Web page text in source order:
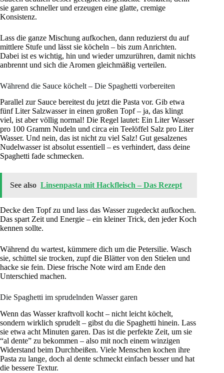
sie garen schneller und erzeugen eine glatte, cremige
Konsistenz.
Lass die ganze Mischung aufkochen, dann reduzierst du auf
mittlere Stufe und lässt sie köcheln – bis zum Anrichten.
Dabei ist es wichtig, hin und wieder umzurühren, damit nichts
anbrennt und sich die Aromen gleichmäßig verteilen.
Während die Sauce köchelt – Die Spaghetti vorbereiten
Parallel zur Sauce bereitest du jetzt die Pasta vor. Gib etwa
fünf Liter Salzwasser in einen großen Topf – ja, das klingt
viel, ist aber völlig normal! Die Regel lautet: Ein Liter Wasser
pro 100 Gramm Nudeln und circa ein Teelöffel Salz pro Liter
Wasser. Und nein, das ist nicht zu viel Salz! Gut gesalzenes
Nudelwasser ist absolut essentiell – es verhindert, dass deine
Spaghetti fade schmecken.
See also Linsenpasta mit Hackfleisch – Das Rezept
Decke den Topf zu und lass das Wasser zugedeckt aufkochen.
Das spart Zeit und Energie – ein kleiner Trick, den jeder Koch
kennen sollte.
Während du wartest, kümmere dich um die Petersilie. Wasch
sie, schüttel sie trocken, zupf die Blätter von den Stielen und
hacke sie fein. Diese frische Note wird am Ende den
Unterschied machen.
Die Spaghetti im sprudelnden Wasser garen
Wenn das Wasser kraftvoll kocht – nicht leicht köchelt,
sondern wirklich sprudelt – gibst du die Spaghetti hinein. Lass
sie etwa acht Minuten garen. Das ist die perfekte Zeit, um sie
“al dente” zu bekommen – also mit noch einem winzigen
Widerstand beim Durchbeißen. Viele Menschen kochen ihre
Pasta zu lange, doch al dente schmeckt einfach besser und hat
die bessere Textur.